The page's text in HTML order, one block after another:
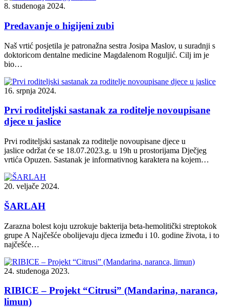
8. studenoga 2024.
Predavanje o higijeni zubi
Naš vrtić posjetila je patronažna sestra Josipa Maslov, u suradnji s
doktoricom dentalne medicine Magdalenom Roguljić. Cilj im je
bio…
16. srpnja 2024.
Prvi roditeljski sastanak za roditelje novoupisane
djece u jaslice
Prvi roditeljski sastanak za roditelje novoupisane djece u
jaslice održat će se 18.07.2023.g. u 19h u prostorijama Dječjeg
vrtića Opuzen. Sastanak je informativnog karaktera na kojem…
20. veljače 2024.
ŠARLAH
Zarazna bolest koju uzrokuje bakterija beta-hemolitički streptokok
grupe A Najčešće obolijevaju djeca između i 10. godine života, i to
najčešće…
24. studenoga 2023.
RIBICE – Projekt “Citrusi” (Mandarina, naranca,
limun)